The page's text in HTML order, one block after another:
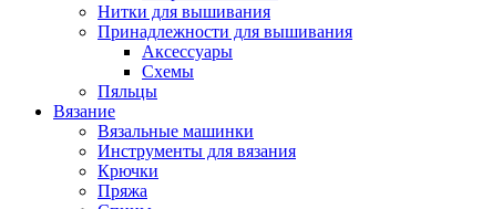
Нитки для вышивания
Принадлежности для вышивания
Аксессуары
Схемы
Пяльцы
Вязание
Вязальные машинки
Инструменты для вязания
Крючки
Пряжа